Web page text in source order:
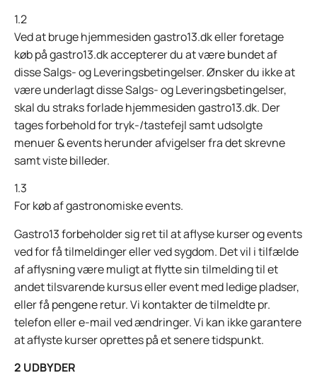
1.2
Ved at bruge hjemmesiden gastro13.dk eller foretage
køb på gastro13.dk accepterer du at være bundet af
disse Salgs- og Leveringsbetingelser. Ønsker du ikke at
være underlagt disse Salgs- og Leveringsbetingelser,
skal du straks forlade hjemmesiden gastro13.dk. Der
tages forbehold for tryk-/tastefejl samt udsolgte
menuer & events herunder afvigelser fra det skrevne
samt viste billeder.
1.3
For køb af gastronomiske events.
Gastro13 forbeholder sig ret til at aflyse kurser og events
ved for få tilmeldinger eller ved sygdom. Det vil i tilfælde
af aflysning være muligt at flytte sin tilmelding til et
andet tilsvarende kursus eller event med ledige pladser,
eller få pengene retur. Vi kontakter de tilmeldte pr.
telefon eller e-mail ved ændringer. Vi kan ikke garantere
at aflyste kurser oprettes på et senere tidspunkt.
2 UDBYDER